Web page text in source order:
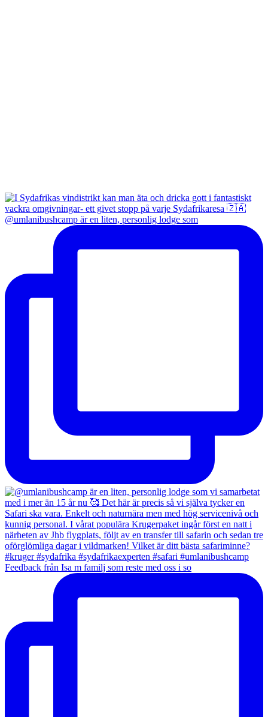
@umlanibushcamp är en liten, personlig lodge som
Feedback från Isa m familj som reste med oss i so